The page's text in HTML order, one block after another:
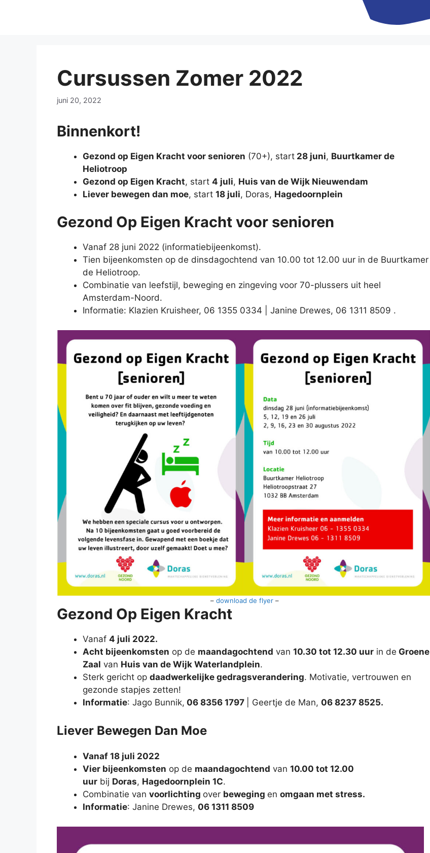
Cursussen Zomer 2022
juni 20, 2022
Binnenkort!
Gezond op Eigen Kracht voor senioren (70+), start 28 juni, Buurtkamer de
Heliotroop
Gezond op Eigen Kracht, start 4 juli, Huis van de Wijk Nieuwendam
Liever bewegen dan moe, start 18 juli, Doras, Hagedoornplein
Gezond Op Eigen Kracht voor senioren
Vanaf 28 juni 2022 (informatiebijeenkomst).
Tien bijeenkomsten op de dinsdagochtend van 10.00 tot 12.00 uur in de Buurtkamer
de Heliotroop.
Combinatie van leefstijl, beweging en zingeving voor 70-plussers uit heel
Amsterdam-Noord.
Informatie: Klazien Kruisheer, 06 1355 0334 | Janine Drewes, 06 1311 8509 .
– download de flyer–
Gezond Op Eigen Kracht
Vanaf 4 juli 2022.
Acht bijeenkomsten op de maandagochtend van 10.30 tot 12.30 uur in de Groene
Zaal van Huis van de Wijk Waterlandplein.
Sterk gericht op daadwerkelijke gedragsverandering. Motivatie, vertrouwen en
gezonde stapjes zetten!
Informatie: Jago Bunnik, 06 8356 1797 | Geertje de Man, 06 8237 8525.
Liever Bewegen Dan Moe
Vanaf 18 juli 2022
Vier bijeenkomsten op de maandagochtend van 10.00 tot 12.00
uur bij Doras, Hagedoornplein 1C.
Combinatie van voorlichting over beweging en omgaan met stress.
Informatie: Janine Drewes, 06 1311 8509